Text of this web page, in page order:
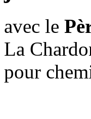
avec le
La
pour